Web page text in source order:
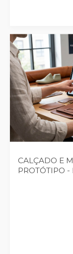
CALÇADO E
PROTÓTIPO -